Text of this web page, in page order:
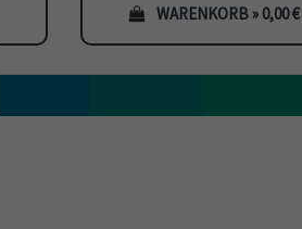
WARENKORB » 0,00€